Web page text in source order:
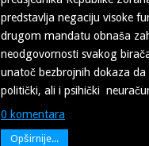
predstavlja negaciju visoke
drugom mandatu obnaša
neodgovornosti svakog
unatoč bezbrojnih dokaza da
politički, ali i psihički
0 komentara
Opširnije...